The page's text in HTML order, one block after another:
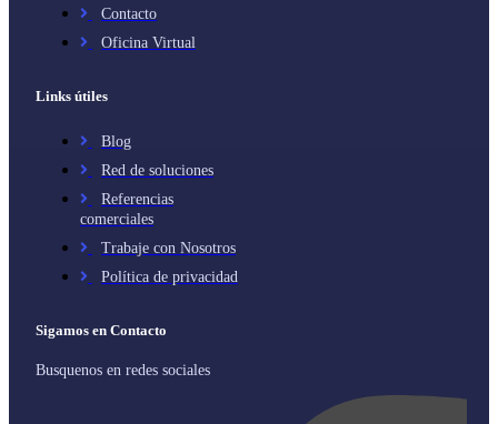
Contacto
Oficina Virtual
Links útiles
Blog
Red de soluciones
Referencias
comerciales
Trabaje con Nosotros
Política de privacidad
Sigamos en Contacto
Busquenos en redes sociales